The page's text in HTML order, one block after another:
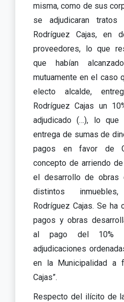
misma, como de sus
se adjudicaran
Rodríguez Cajas, en
proveedores, lo que
que habían
mutuamente en el caso
electo alcalde,
Rodríguez Cajas un
adjudicado (…), lo
entrega de sumas de
pagos en favor de
concepto de arriendo
el desarrollo de obras
distintos
Rodríguez Cajas. Se ha
pagos y obras
al pago del 10%
adjudicaciones
en la Municipalidad a
Cajas”.
Respecto del ilícito de